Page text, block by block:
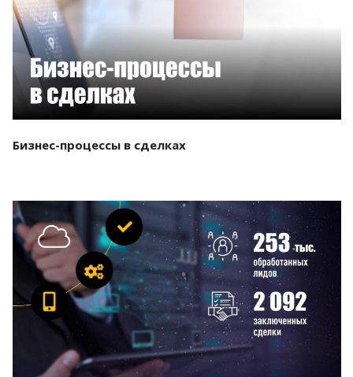
Бизнес-процессы в сделках
Смотреть проект